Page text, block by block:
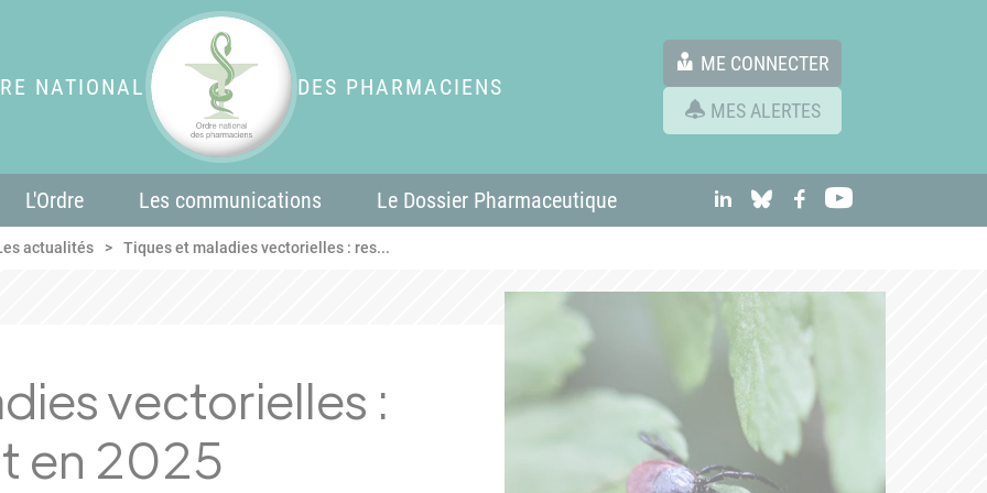
NATIONAL DES PHARMACIENS
ME CONNECTER
MES ALERTES
L'Ordre Les communications Le Dossier Pharmaceutique linkedInBlueskyFacebook
actualités Tiques et maladies vectorielles : res...
vectorielles :
en 2025